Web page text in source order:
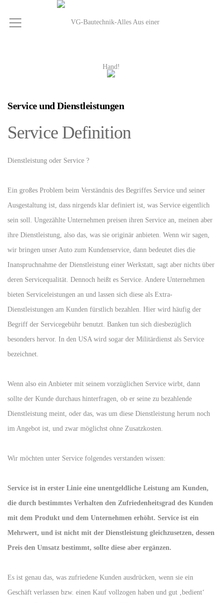
Service und Dienstleistungen
Service Definition
Dienstleistung oder Service ?
Ein großes Problem beim Verständnis des Begriffes Service und seiner
Ausgestaltung ist, dass nirgends klar definiert ist, was Service eigentlich
sein soll. Ungezählte Unternehmen preisen ihren Service an, meinen aber
ihre Dienstleistung, also das, was sie originär anbieten. Wenn wir sagen,
wir bringen unser Auto zum Kundenservice, dann bedeutet dies die
Inanspruchnahme der Dienstleistung einer Werkstatt, sagt aber nichts über
deren Servicequalität. Dennoch heißt es Service. Andere Unternehmen
bieten Serviceleistungen an und lassen sich diese als Extra-
Dienstleistungen am Kunden fürstlich bezahlen. Hier wird häufig der
Begriff der Servicegebühr benutzt. Banken tun sich diesbezüglich
besonders hervor. In den USA wird sogar der Militärdienst als Service
bezeichnet.
Wenn also ein Anbieter mit seinem vorzüglichen Service wirbt, dann
sollte der Kunde durchaus hinterfragen, ob er seine zu bezahlende
Dienstleistung meint, oder das, was um diese Dienstleistung herum noch
im Angebot ist, und zwar möglichst ohne Zusatzkosten.
Wir möchten unter Service folgendes verstanden wissen:
Service ist in erster Linie eine unentgeldliche Leistung am Kunden,
die durch bestimmtes Verhalten den Zufriedenheitsgrad des Kunden
mit dem Produkt und dem Unternehmen erhöht. Service ist ein
Mehrwert, und ist nicht mit der Dienstleistung gleichzusetzen, dessen
Preis den Umsatz bestimmt, sollte diese aber ergänzen.
Es ist genau das, was zufriedene Kunden ausdrücken, wenn sie ein
Geschäft verlassen bzw. einen Kauf vollzogen haben und gut ‚bedient‘